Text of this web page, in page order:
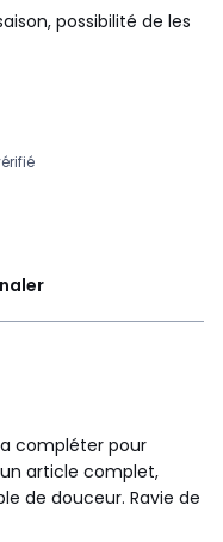
possibilité de les
compléter pour
article complet,
de douceur. Ravie de